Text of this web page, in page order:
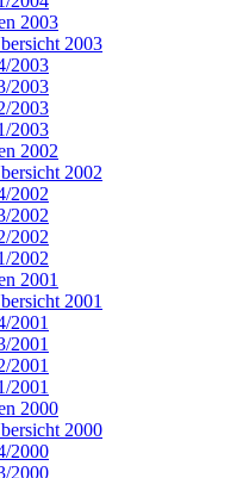
2003
2003
2003
2003
2003
2003
2002
2002
2002
2002
2002
2002
2001
2001
2001
2001
2001
2001
2000
2000
2000
2000